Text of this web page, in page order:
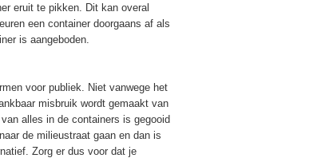
eruit te pikken. Dit kan overal
een container doorgaans af als
is aangeboden.
voor publiek. Niet vanwege het
misbruik wordt gemaakt van
alles in de containers is gegooid
de milieustraat gaan en dan is
Zorg er dus voor dat je